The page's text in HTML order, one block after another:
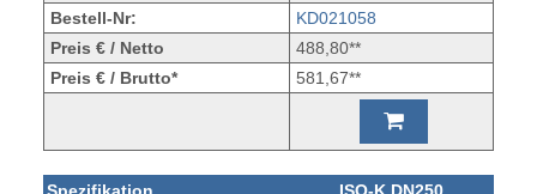
Bestell-Nr:
KD021058
Preis € / Netto
488,80**
Preis € / Brutto*
581,67**